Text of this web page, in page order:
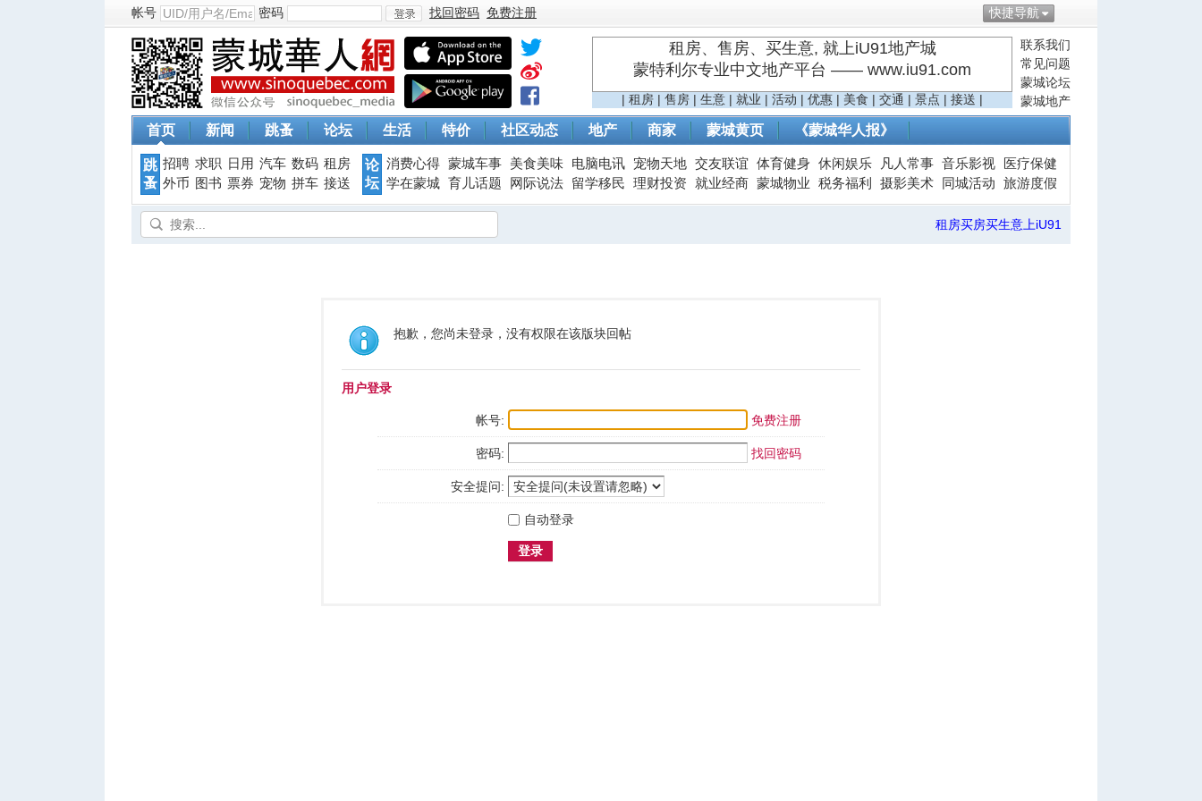
快捷导航
帐号 密码
登
找回密码 免费注册
联系我们
常见问题
蒙城论坛
蒙城地产
租房、售房、买生意, 就上iU91地产城
蒙特利尔专业中文地产平台 —— www.iu91.com
| 租房 | 售房 | 生意 | 就业 | 活动 | 优惠 | 美食 | 交通 | 景点 | 接送 |
首页 新闻 跳蚤 论坛 生活 特价 社区动态 地产 商家 蒙城黄页 《蒙城华人报》
跳
蚤
招聘 求职 日用 汽车 数码 租房
外币
图书 票券 宠物 拼车 接送
论
坛
消费心得 蒙城车事 美食美味 电脑电讯 宠物天地 交友联谊 体育健身 休闲娱乐 凡人常事 音乐影视
医疗保健
学在蒙城 育儿话题 网际说法 留学移民 理财投资 就业经商 蒙城物业 税务福利 摄影美术 同城活动 旅游度假
租房买房买生意上iU91
抱歉，您尚未登录，没有权限在该版块回帖
用户登录
帐号: 免费注册
密码: 找回密码
安全提问:
自动登录
登录